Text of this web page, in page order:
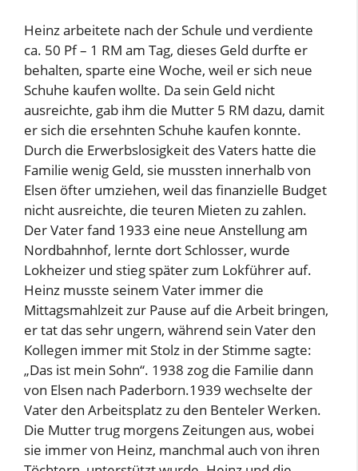
Heinz arbeitete nach der Schule und verdiente
ca. 50 Pf – 1 RM am Tag, dieses Geld durfte er
behalten, sparte eine Woche, weil er sich neue
Schuhe kaufen wollte. Da sein Geld nicht
ausreichte, gab ihm die Mutter 5 RM dazu, damit
er sich die ersehnten Schuhe kaufen konnte.
Durch die Erwerbslosigkeit des Vaters hatte die
Familie wenig Geld, sie mussten innerhalb von
Elsen öfter umziehen, weil das finanzielle Budget
nicht ausreichte, die teuren Mieten zu zahlen.
Der Vater fand 1933 eine neue Anstellung am
Nordbahnhof, lernte dort Schlosser, wurde
Lokheizer und stieg später zum Lokführer auf.
Heinz musste seinem Vater immer die
Mittagsmahlzeit zur Pause auf die Arbeit bringen,
er tat das sehr ungern, während sein Vater den
Kollegen immer mit Stolz in der Stimme sagte:
„Das ist mein Sohn“. 1938 zog die Familie dann
von Elsen nach Paderborn.1939 wechselte der
Vater den Arbeitsplatz zu den Benteler Werken.
Die Mutter trug morgens Zeitungen aus, wobei
sie immer von Heinz, manchmal auch von ihren